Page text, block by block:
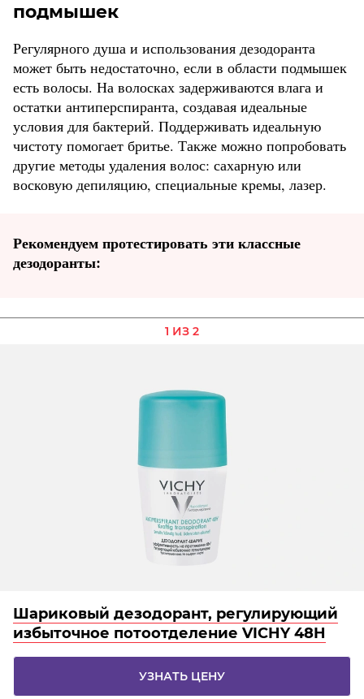
подмышек
Регулярного душа и использования дезодоранта
может быть недостаточно, если в области подмышек
есть волосы. На волосках задерживаются влага и
остатки антиперспиранта, создавая идеальные
условия для бактерий. Поддерживать идеальную
чистоту помогает бритье. Также можно попробовать
другие методы удаления волос: сахарную или
восковую депиляцию, специальные кремы, лазер.
Рекомендуем протестировать эти классные
дезодоранты:
1 ИЗ 2
Шариковый дезодорант, регулирующий
избыточное потоотделение VICHY 48H
УЗНАТЬ ЦЕНУ